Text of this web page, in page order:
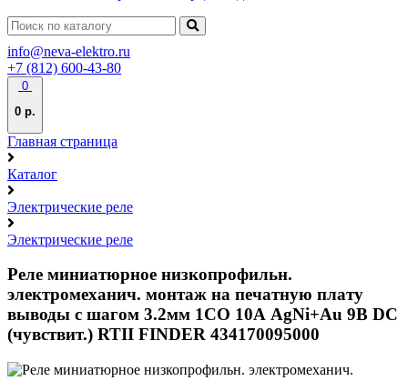
info@neva-elektro.ru
+7 (812) 600-43-80
0
0 р.
Главная страница
Каталог
Электрические реле
Электрические реле
Реле миниатюрное низкопрофильн.
электромеханич. монтаж на печатную плату
выводы с шагом 3.2мм 1CO 10А AgNi+Au 9В DC
(чувствит.) RTII FINDER 434170095000